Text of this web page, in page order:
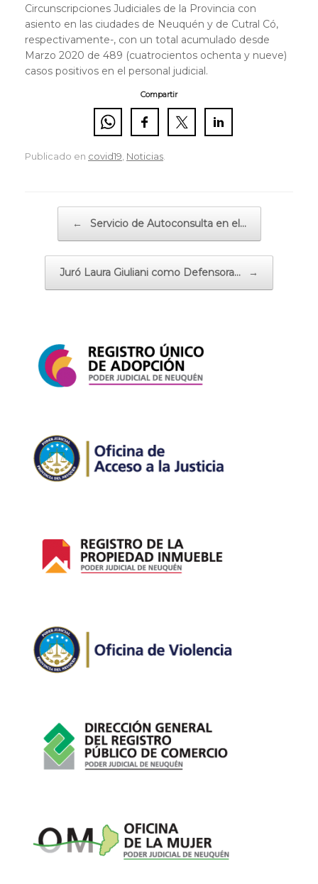
Circunscripciones Judiciales de la Provincia con
asiento en las ciudades de Neuquén y de Cutral Có,
respectivamente-, con un total acumulado desde
Marzo 2020 de 489 (cuatrocientos ochenta y nueve)
casos positivos en el personal judicial.
Compartir
Publicado en covid19 Noticias
← Servicio de Autoconsulta en el…
Juró Laura Giuliani como Defensora… →